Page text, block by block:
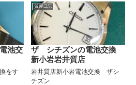
池交
をす
質屋日記
ザ シチズンの電池交換
新小岩岩井質店
岩井質店新小岩電池交換 ザシ
チズン